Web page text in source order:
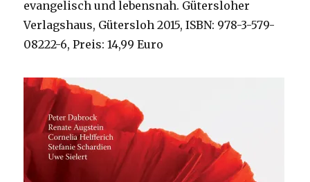
evangelisch und lebensnah. Gütersloher
Verlagshaus, Gütersloh 2015, ISBN: 978-3-579-
08222-6, Preis: 14,99 Euro